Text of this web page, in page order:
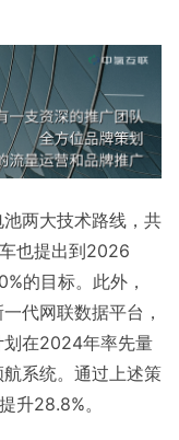
两大技术路线，共
也提出到2026
的目标。此外，
代网联数据平台，
划在2024年率先量
系统。通过上述策
升28.8%。